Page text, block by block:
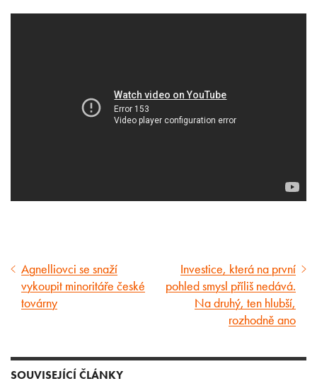
Předcházející
článek
Agnelliovci se snaží
vykoupit minoritáře české
továrny
Následující
článek
Investice, která na první
pohled smysl příliš nedává.
Na druhý, ten hlubší,
rozhodně ano
SOUVISEJÍCÍ ČLÁNKY